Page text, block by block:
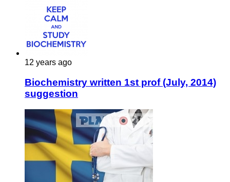
12 years ago
Biochemistry written 1st prof (July, 2014)
suggestion